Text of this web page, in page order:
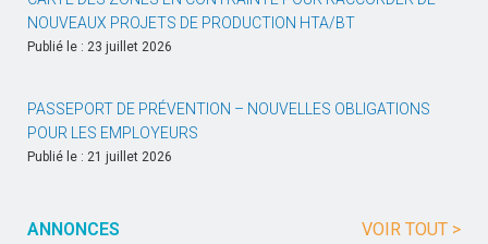
NOUVEAUX PROJETS DE PRODUCTION HTA/BT
Publié le : 23 juillet 2026
PASSEPORT DE PRÉVENTION – NOUVELLES OBLIGATIONS
POUR LES EMPLOYEURS
Publié le : 21 juillet 2026
ANNONCES VOIR TOUT >